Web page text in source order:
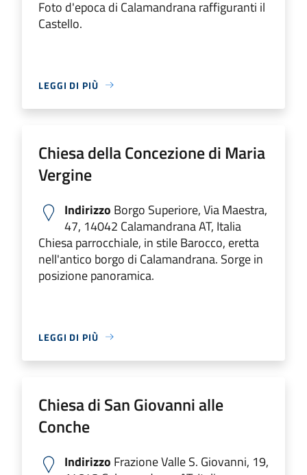
Foto d'epoca di Calamandrana raffiguranti il
Castello.
LEGGI DI PIÙ
Chiesa della Concezione di Maria
Vergine
Indirizzo Borgo Superiore, Via Maestra,
47, 14042 Calamandrana AT, Italia
Chiesa parrocchiale, in stile Barocco, eretta
nell'antico borgo di Calamandrana. Sorge in
posizione panoramica.
LEGGI DI PIÙ
Chiesa di San Giovanni alle
Conche
Indirizzo Frazione Valle S. Giovanni, 19,